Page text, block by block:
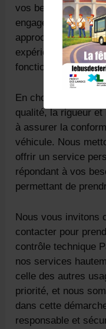
vos besoins en
engagement
approche
expérience fiable et
fonctionnement de
En choisissant
qualité, la rigueur et
à assurer la
véhicule. Nous
offrir un service
répondant à vos
permettant de
Nous vous invitons
contacter pour
contrôle technique
nos services
celle des autres
priorité, et nous
dans cette
responsable et